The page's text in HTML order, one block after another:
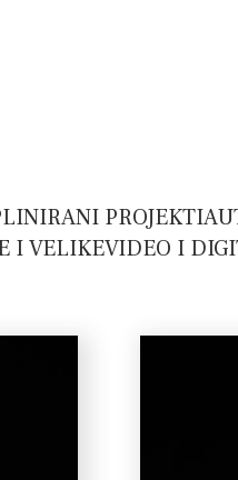
PROJEKTI
I VELIKEVIDEO I